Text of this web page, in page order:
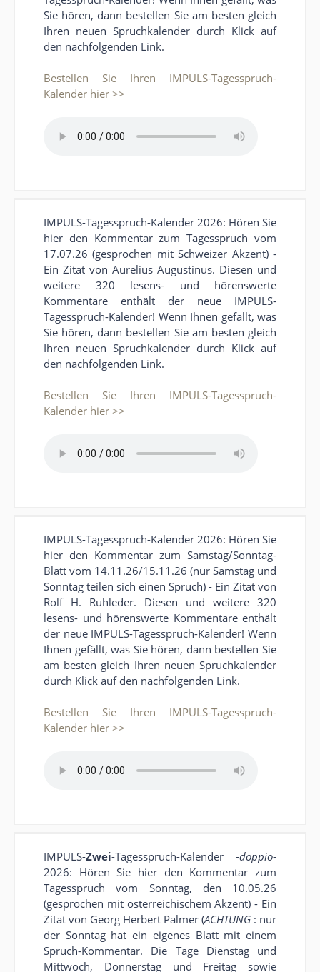
Sie hören, dann bestellen Sie am besten gleich
Ihren neuen Spruchkalender durch Klick auf
den nachfolgenden Link.
Bestellen Sie Ihren IMPULS-Tagesspruch-
Kalender hier >>
IMPULS-Tagesspruch-Kalender 2026: Hören Sie
hier den Kommentar zum Tagesspruch vom
17.07.26 (gesprochen mit Schweizer Akzent) -
Ein Zitat von Aurelius Augustinus. Diesen und
weitere 320 lesens- und hörenswerte
Kommentare enthält der neue IMPULS-
Tagesspruch-Kalender! Wenn Ihnen gefällt, was
Sie hören, dann bestellen Sie am besten gleich
Ihren neuen Spruchkalender durch Klick auf
den nachfolgenden Link.
Bestellen Sie Ihren IMPULS-Tagesspruch-
Kalender hier >>
IMPULS-Tagesspruch-Kalender 2026: Hören Sie
hier den Kommentar zum Samstag/Sonntag-
Blatt vom 14.11.26/15.11.26 (nur Samstag und
Sonntag teilen sich einen Spruch) - Ein Zitat von
Rolf H. Ruhleder. Diesen und weitere 320
lesens- und hörenswerte Kommentare enthält
der neue IMPULS-Tagesspruch-Kalender! Wenn
Ihnen gefällt, was Sie hören, dann bestellen Sie
am besten gleich Ihren neuen Spruchkalender
durch Klick auf den nachfolgenden Link.
Bestellen Sie Ihren IMPULS-Tagesspruch-
Kalender hier >>
IMPULS-Zwei-Tagesspruch-Kalender -doppio-
2026: Hören Sie hier den Kommentar zum
Tagesspruch vom Sonntag, den 10.05.26
(gesprochen mit österreichischem Akzent) - Ein
Zitat von Georg Herbert Palmer (ACHTUNG : nur
der Sonntag hat ein eigenes Blatt mit einem
Spruch-Kommentar. Die Tage Dienstag und
Mittwoch, Donnerstag und Freitag sowie